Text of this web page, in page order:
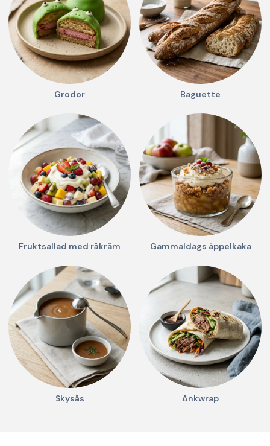
Grodor Baguette
Fruktsallad med råkräm Gammaldags äppelkaka
Skysås Ankwrap